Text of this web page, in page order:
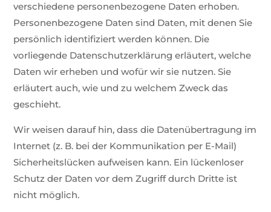
verschiedene personenbezogene Daten erhoben.
Personenbezogene Daten sind Daten, mit denen Sie
persönlich identifiziert werden können. Die
vorliegende Datenschutzerklärung erläutert, welche
Daten wir erheben und wofür wir sie nutzen. Sie
erläutert auch, wie und zu welchem Zweck das
geschieht.
Wir weisen darauf hin, dass die Datenübertragung im
Internet (z. B. bei der Kommunikation per E-Mail)
Sicherheitslücken aufweisen kann. Ein lückenloser
Schutz der Daten vor dem Zugriff durch Dritte ist
nicht möglich.